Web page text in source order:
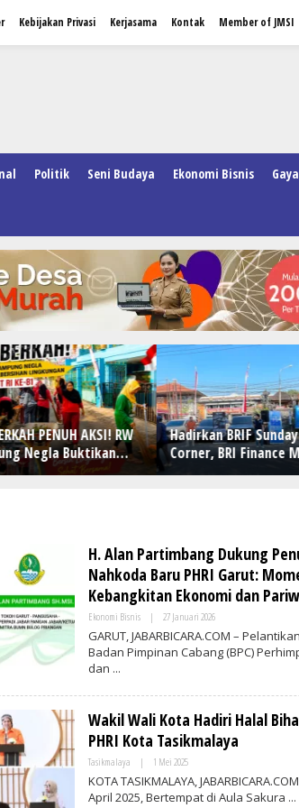
Kebijakan Privasi Kerjasama Kontak Member of JMSI
Politik Seni Budaya Ekonomi Bisnis
PENUH AKSI! RW
Negla Buktikan
Bukan Sekadar
Hadirkan BRIF
Corner, BRI Finance
Warga Bali
​H. Alan Partimbang Dukung
Nahkoda Baru PHRI Garut:
Kebangkitan Ekonomi dan
Ekonomi Bisnis | 27 Januari 2026O
L
E
H
M
N
GARUT, JABARBICARA.COM –
Badan Pimpinan Cabang (BPC)
dan
Wakil Wali Kota Hadiri Halal
PHRI Kota Tasikmalaya
Tasikmalaya | 1 Mei 2025O
L
E
H
KOTA TASIKMALAYA,
April 2025, Bertempat di Aula Sakura